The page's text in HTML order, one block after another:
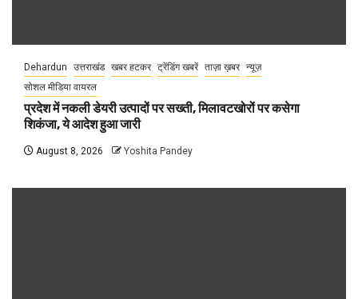
Dehardun उत्तराखंड खबर हटकर ट्रेंडिंग खबरें ताज़ा ख़बर न्यूज़
सोशल मीडिया वायरल
प्रदेश में नकली डेयरी उत्पादों पर सख्ती, मिलावटखोरों पर कसेगा
शिकंजा, ये आदेश हुआ जारी
August 8, 2026 Yoshita Pandey